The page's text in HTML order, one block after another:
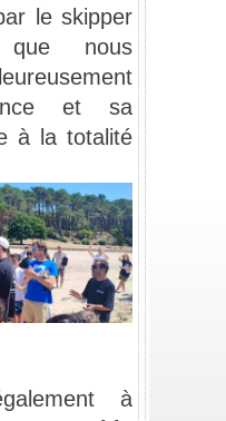
classe gagnante par le skipper
nous
et sa
à la totalité
à